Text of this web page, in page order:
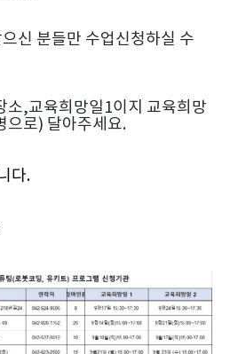
신 분들만 수업신청하실 수
소,교육희망일1이지 교육희망
으로) 달아주세요.
다.